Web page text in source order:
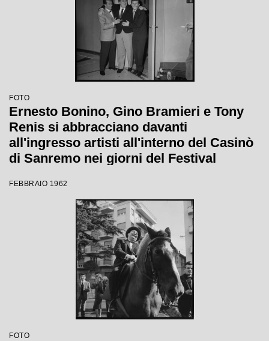
FOTO
Ernesto Bonino, Gino Bramieri e Tony
Renis si abbracciano davanti
all'ingresso artisti all'interno del Casinò
di Sanremo nei giorni del Festival
FEBBRAIO 1962
FOTO